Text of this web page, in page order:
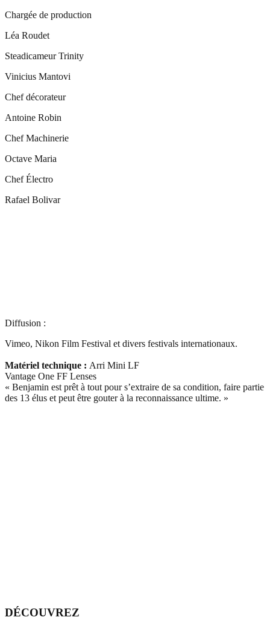
Chargée de production
Léa Roudet
Steadicameur Trinity
Vinicius Mantovi
Chef décorateur
Antoine Robin
Chef Machinerie
Octave Maria
Chef Électro
Rafael Bolivar
Diffusion :
Vimeo, Nikon Film Festival et divers festivals internationaux.
Matériel technique : Arri Mini LF
Vantage One FF Lenses
« Benjamin est prêt à tout pour s’extraire de sa condition, faire partie
des 13 élus et peut être gouter à la reconnaissance ultime. »
DÉCOUVREZ